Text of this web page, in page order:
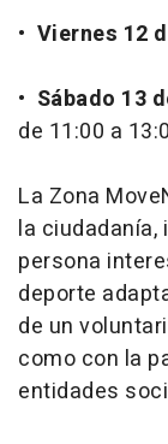
• Viernes 12
• Sábado 13
de 11:00 a
La Zona
la
persona
deporte
de un
como con la
entidades